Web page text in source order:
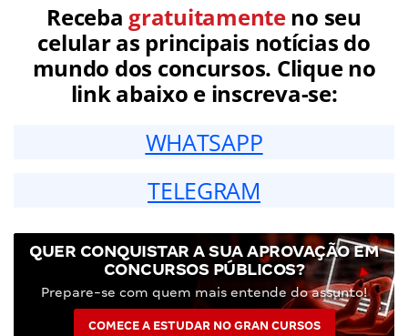
Receba gratuitamenteno seu
celular as principais notícias do
mundo dos concursos. Clique no
link abaixo e inscreva-se:
WHATSAPP
TELEGRAM
QUER CONQUISTAR A SUA APROVAÇÃO EM
CONCURSOS PÚBLICOS?
Prepare-se com quem mais entende do assunto!
COMECE A ESTUDAR NO GRAN CURSOS